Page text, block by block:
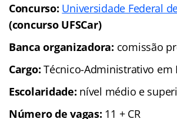
Concurso: Universidade Federal
(concurso UFSCar)
Banca organizadora: comissão
Cargo: Técnico-Administrativo em
Escolaridade: nível médio e
Número de vagas: 11 + CR